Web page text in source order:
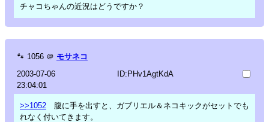
チャコちゃんの近況はどうですか？
🐾 1056 ＠ モサネコ
2003-07-06
23:04:01
ID:PHv1AgtKdA
>>1052 腹に手を出すと、ガブリエル＆ネコキックがセットでも
れなく付いてきます。